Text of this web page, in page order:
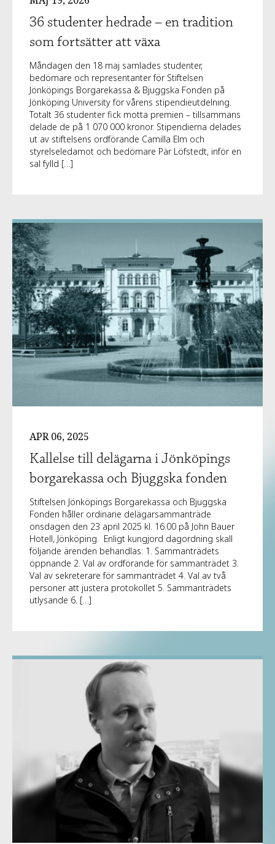
36 studenter hedrade – en tradition
som fortsätter att växa
Måndagen den 18 maj samlades studenter,
bedömare och representanter för Stiftelsen
Jönköpings Borgarekassa & Bjuggska Fonden på
Jönköping University för vårens stipendieutdelning.
Totalt 36 studenter fick motta premien – tillsammans
delade de på 1 070 000 kronor. Stipendierna delades
ut av stiftelsens ordförande Camilla Elm och
styrelseledamot och bedömare Pär Löfstedt, inför en
sal fylld […]
APR 06, 2025
Kallelse till delägarna i Jönköpings
borgarekassa och Bjuggska fonden
Stiftelsen Jönköpings Borgarekassa och Bjuggska
Fonden håller ordinarie delägarsammanträde
onsdagen den 23 april 2025 kl. 16.00 på John Bauer
Hotell, Jönköping. Enligt kungjord dagordning skall
följande ärenden behandlas: 1. Sammanträdets
öppnande 2. Val av ordförande för sammanträdet 3.
Val av sekreterare för sammanträdet 4. Val av två
personer att justera protokollet 5. Sammanträdets
utlysande 6. […]